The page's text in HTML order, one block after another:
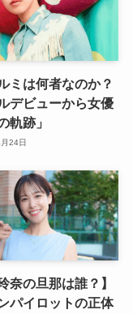
ミは何者なのか？
デビューから女優
軌跡」
24日
奈の旦那は誰？】
パイロットの正体